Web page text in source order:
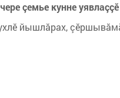
çемье кунне уявлаççӗ
йышлăрах,